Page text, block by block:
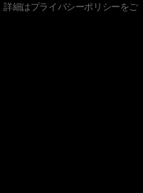
細はプライバシーポリシーをご